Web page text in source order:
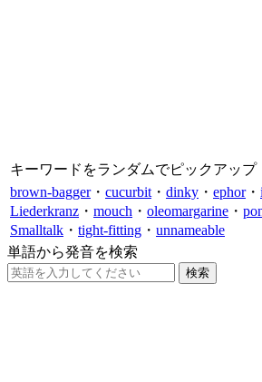
キーワードをランダムでピックアップ
brown-bagger・ cucurbit ・ dinky ・ ephor・
Liederkranz ・ mouch ・ oleomargarine ・
Smalltalk ・ tight-fitting ・ unnameable
単語から発音を検索